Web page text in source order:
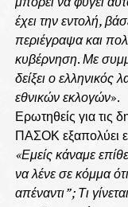
έχει την εντολή,
περιέγραψα και
κυβέρνηση.Με
δείξει ο ελληνικός
εθνικών εκλογών».
Ερωτηθείς για τις
ΠΑΣΟΚ εξαπολύει
«Εμείς κάναμε
να λένε σε κόμμα
απέναντι”; Τι